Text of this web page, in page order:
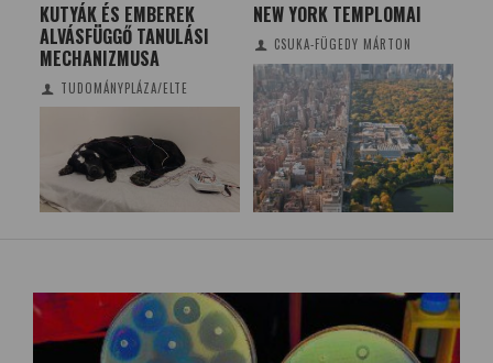
KUTYÁK ÉS EMBEREK
ALVÁSFÜGGŐ TANULÁSI
MECHANIZMUSA
TUDOMÁNYPLÁZA/ELTE
NEW YORK TEMPLOMAI
CSUKA-FÜGEDY MÁRTON